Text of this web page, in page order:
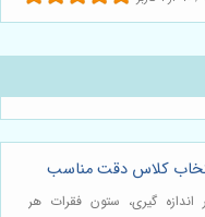
انتخاب کلاس دقت مناسب
اندازه گیری، ستون فقرات هر